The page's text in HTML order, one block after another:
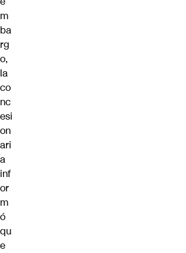
m
ba
rg
o,
la
co
nc
esi
on
ari
a
inf
or
m
ó
qu
e